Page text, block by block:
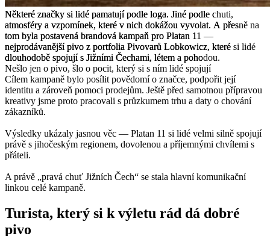
Některé značky si lidé pamatují podle loga. Jiné podle chuti,
atmosféry a vzpomínek, které v nich dokážou vyvolat. A přesně na
tom byla postavená brandová kampaň pro Platan 11 —
nejprodávanější pivo z portfolia Pivovarů Lobkowicz, které si lidé
dlouhodobě spojují s Jižními Čechami, létem a pohodou.
Některé značky si lidé pamatují podle loga. Jiné podle chuti,
atmosféry a vzpomínek, které v nich dokážou vyvolat. A přesně na
tom byla postavená brandová kampaň pro Platan 11 —
nejprodávanější pivo z portfolia Pivovarů Lobkowicz, které si lidé
dlouhodobě spojují s Jižními Čechami, létem a pohodou.
Nešlo jen o pivo, šlo o pocit, který si s ním lidé spojují
Cílem kampaně bylo posílit povědomí o značce, podpořit její
identitu a zároveň pomoci prodejům. Ještě před samotnou přípravou
kreativy jsme proto pracovali s průzkumem trhu a daty o chování
zákazníků.
Výsledky ukázaly jasnou věc — Platan 11 si lidé velmi silně spojují
právě s jihočeským regionem, dovolenou a příjemnými chvílemi s
přáteli.
A právě „pravá chuť Jižních Čech“ se stala hlavní komunikační
linkou celé kampaně.
Turista, který si k výletu rád dá dobré
pivo